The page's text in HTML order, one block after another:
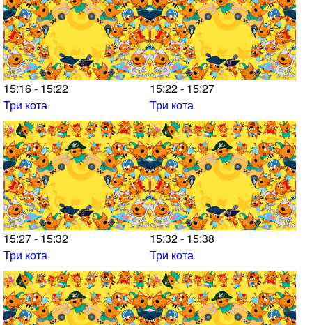
15:16 - 15:22
Три кота
15:22 - 15:27
Три кота
15:27 - 15:32
Три кота
15:32 - 15:38
Три кота